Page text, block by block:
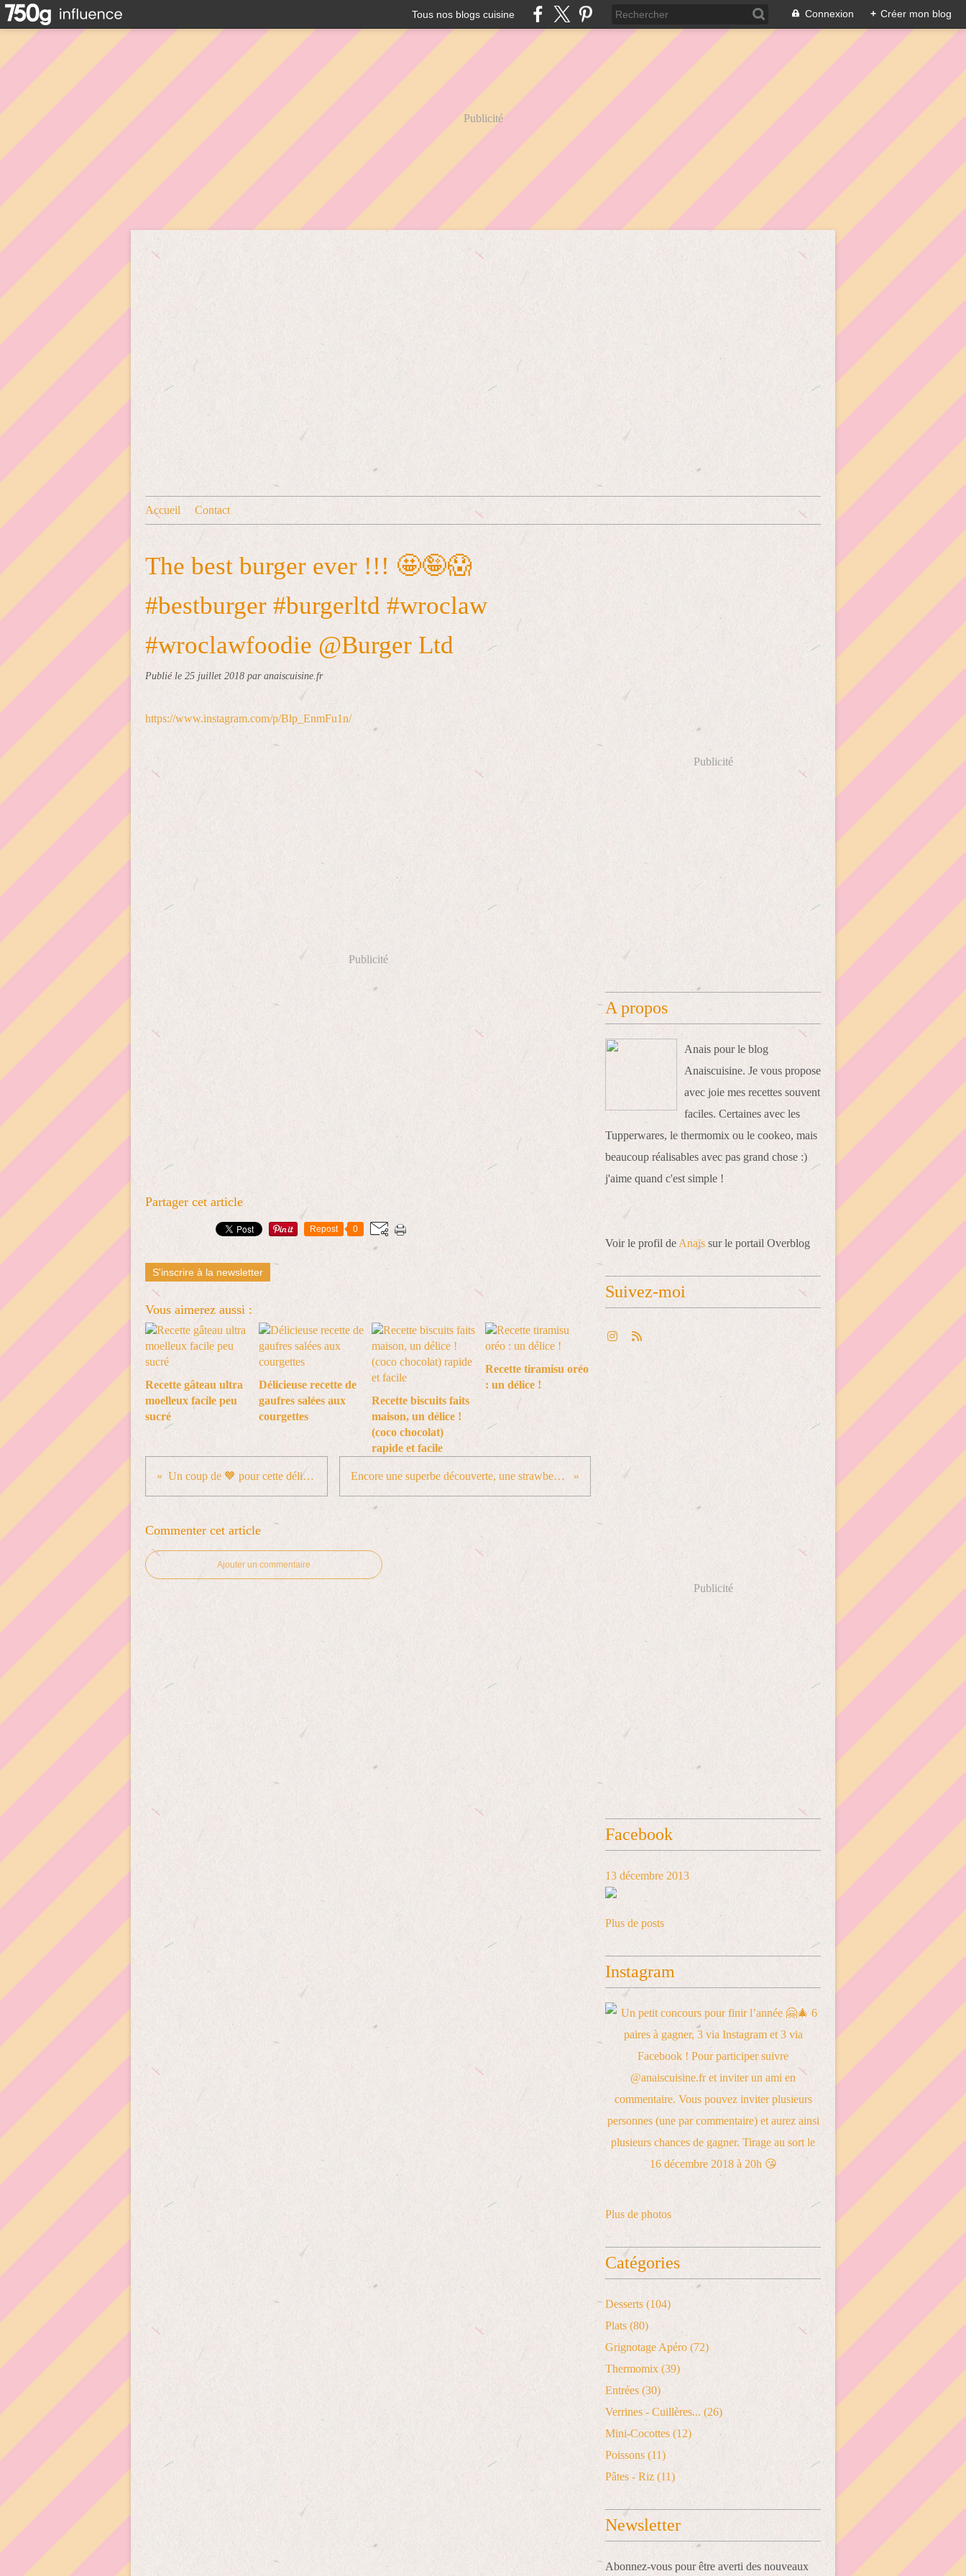
Tous nos blogs cuisine Connexion + Créer mon blog
Publicité
Accueil Contact
The best burger ever !!! 🤩🤪😱
#bestburger #burgerltd #wroclaw
#wroclawfoodie @Burger Ltd
Publié le 25 juillet 2018 par anaiscuisine.fr
https://www.instagram.com/p/Blp_EnmFu1n/
Publicité
Partager cet article
Repost 0
S'inscrire à la newsletter
Vous aimerez aussi :
Recette gâteau ultra
moelleux facile peu
sucré
Délicieuse recette de
gaufres salées aux
courgettes
Recette biscuits faits
maison, un délice !
(coco chocolat)
rapide et facile
Recette tiramisu oréo
: un délice !
Un coup de 🧡 pour cette délicieuse milkshake pale ale #shaketheworld #alebrowar #craftbeer #worclaw @AleBrowar Wrocław Encore une superbe découverte, une strawberry milkshake iPad et visite de la brasserie #browarstumostow #milkshakeipa #craftbeer #ilovebeer #wroclaw #travel @Browar Stu Mostów
Commenter cet article
Ajouter un commentaire
Publicité
A propos
Anais pour le blog
Anaiscuisine. Je vous propose
avec joie mes recettes souvent
faciles. Certaines avec les
Tupperwares, le thermomix ou le cookeo, mais
beaucoup réalisables avec pas grand chose :)
j'aime quand c'est simple !
Voir le profil de Anaïs sur le portail Overblog
Suivez-moi
Publicité
Facebook
13 décembre 2013
Plus de posts
Instagram
Plus de photos
Catégories
Desserts (104)
Plats (80)
Grignotage Apéro (72)
Thermomix (39)
Entrées (30)
Verrines - Cuillères... (26)
Mini-Cocottes (12)
Poissons (11)
Pâtes - Riz (11)
Newsletter
Abonnez-vous pour être averti des nouveaux